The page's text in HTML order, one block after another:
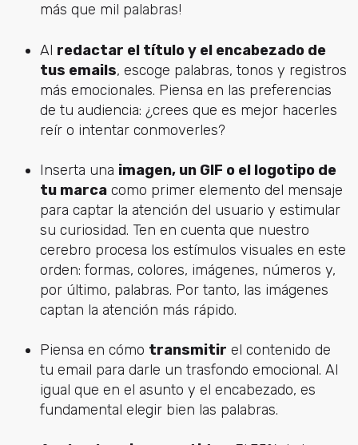
más que mil palabras!
Al redactar el título y el encabezado de
tus emails, escoge palabras, tonos y registros
más emocionales. Piensa en las preferencias
de tu audiencia: ¿crees que es mejor hacerles
reír o intentar conmoverles?
Inserta una imagen, un GIF o el logotipo de
tu marcacomo primer elemento del mensaje
para captar la atención del usuario y estimular
su curiosidad. Ten en cuenta que nuestro
cerebro procesa los estímulos visuales en este
orden: formas, colores, imágenes, números y,
por último, palabras. Por tanto, las imágenes
captan la atención más rápido.
Piensa en cómo transmitir el contenido de
tu email para darle un trasfondo emocional. Al
igual que en el asunto y el encabezado, es
fundamental elegir bien las palabras.